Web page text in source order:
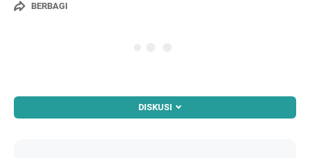
BERBAGI
DISKUSI